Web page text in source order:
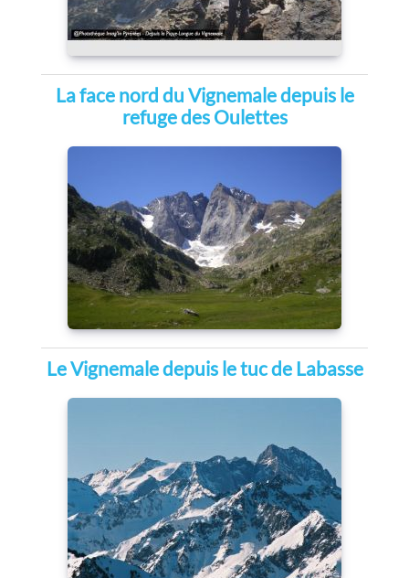
La face nord du Vignemale depuis le
refuge des Oulettes
Le Vignemale depuis le tuc de Labasse